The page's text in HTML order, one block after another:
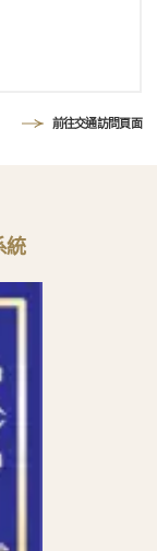
前往交通訪問頁面
統